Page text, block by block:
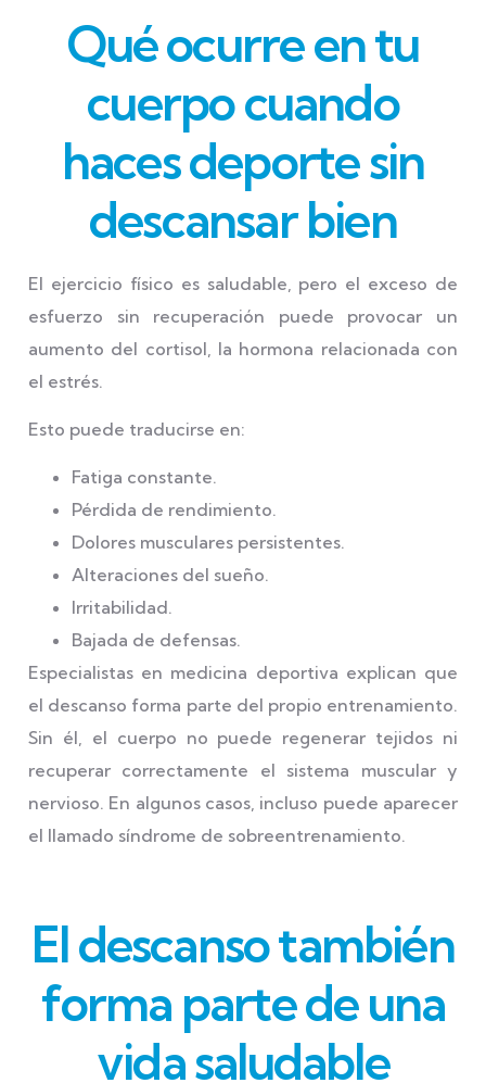
Qué ocurre en tu
cuerpo cuando
haces deporte sin
descansar bien
El ejercicio físico es saludable, pero el exceso de
esfuerzo sin recuperación puede provocar un
aumento del cortisol, la hormona relacionada con
el estrés.
Esto puede traducirse en:
Fatiga constante.
Pérdida de rendimiento.
Dolores musculares persistentes.
Alteraciones del sueño.
Irritabilidad.
Bajada de defensas.
Especialistas en medicina deportiva explican que
el descanso forma parte del propio entrenamiento.
Sin él, el cuerpo no puede regenerar tejidos ni
recuperar correctamente el sistema muscular y
nervioso. En algunos casos, incluso puede aparecer
el llamado síndrome de sobreentrenamiento.
El descanso también
forma parte de una
vida saludable